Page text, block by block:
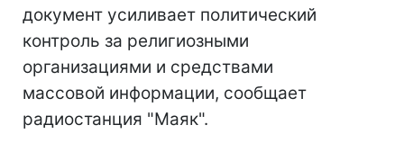
документ усиливает политический
контроль за религиозными
организациями и средствами
массовой информации, сообщает
радиостанция "Маяк".